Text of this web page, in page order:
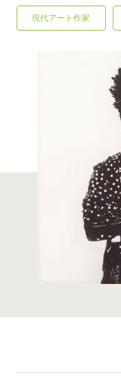
現代アート作家